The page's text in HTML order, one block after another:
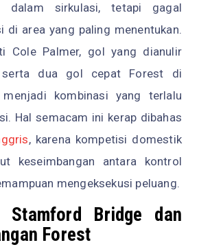
dalam sirkulasi, tetapi gagal
di area yang paling menentukan.
Cole Palmer, gol yang dianulir
serta dua gol cepat Forest di
kombinasi yang terlalu
Hal semacam ini kerap dibahas
, karena kompetisi domestik
keseimbangan antara kontrol
mengeksekusi peluang.
Stamford Bridge dan
Forest